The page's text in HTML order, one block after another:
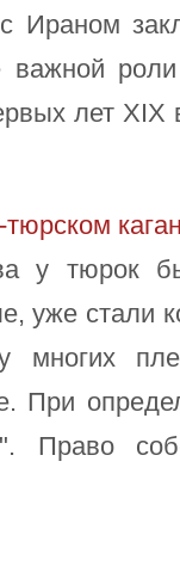
Ираном
роли
лет
у тюрок
уже стали
многих
При
Право